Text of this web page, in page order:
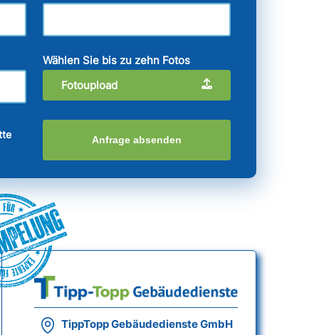
Wählen Sie bis zu zehn Fotos
Fotoupload
Anfrage absenden
TippTopp Gebäudedienste GmbH